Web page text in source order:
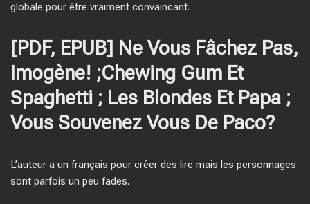
globale pour être vraiment convaincant.
[PDF, EPUB] Ne Vous Fâchez Pas,
Imogène! ;Chewing Gum Et
Spaghetti ; Les Blondes Et Papa ;
Vous Souvenez Vous De Paco?
L’auteur a un français pour créer des lire mais les personnages
sont parfois un peu fades.